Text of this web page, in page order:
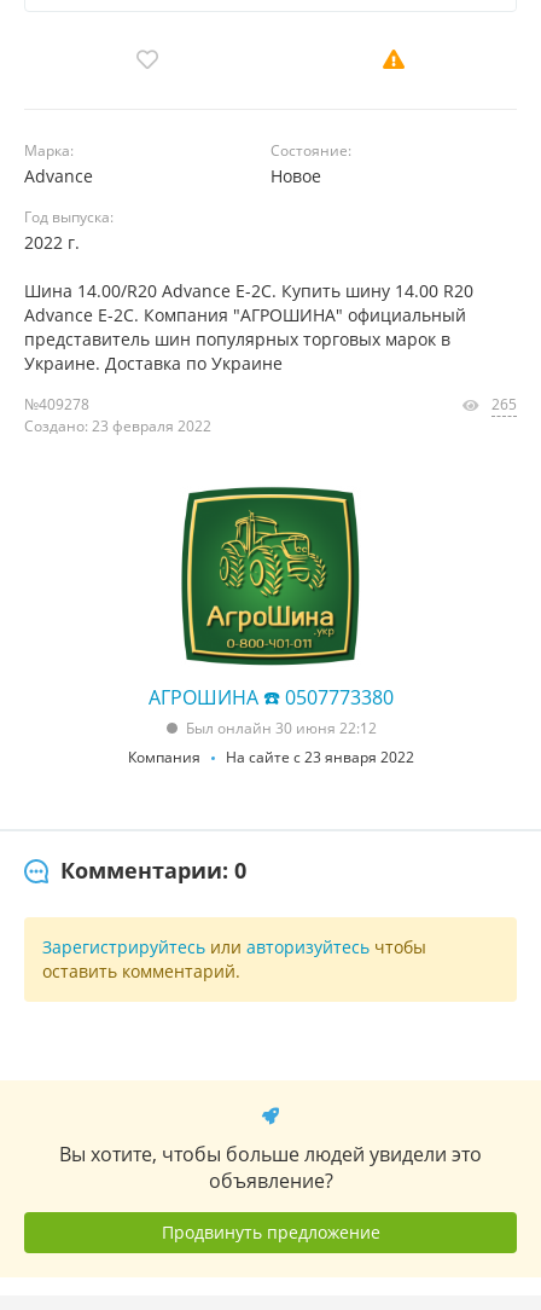
Марка:
Advance
Состояние:
Новое
Год выпуска:
2022 г.
Шина 14.00/R20 Advance E-2C. Купить шину 14.00 R20
Advance E-2C. Компания "АГРОШИНА" официальный
представитель шин популярных торговых марок в
Украине. Доставка по Украине
№409278
Создано: 23 февраля 2022
265
АГРОШИНА ☎️ 0507773380
Был онлайн 30 июня 22:12
Компания
На сайте с 23 января 2022
Комментарии: 0
Зарегистрируйтесь или авторизуйтесь чтобы
оставить комментарий.
Вы хотите, чтобы больше людей увидели это
объявление?
Продвинуть предложение